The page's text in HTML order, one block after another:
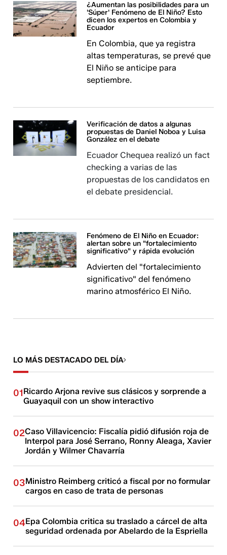
¿Aumentan las posibilidades para un
'Súper' Fenómeno de El Niño? Esto
dicen los expertos en Colombia y
Ecuador
En Colombia, que ya registra
altas temperaturas, se prevé que
El Niño se anticipe para
septiembre.
Verificación de datos a algunas
propuestas de Daniel Noboa y Luisa
González en el debate
Ecuador Chequea realizó un fact
checking a varias de las
propuestas de los candidatos en
el debate presidencial.
Fenómeno de El Niño en Ecuador:
alertan sobre un "fortalecimiento
significativo" y rápida evolución
Advierten del "fortalecimiento
significativo" del fenómeno
marino atmosférico El Niño.
LO MÁS DESTACADO DEL DÍA
01Ricardo Arjona revive sus clásicos y sorprende a
Guayaquil con un show interactivo
02Caso Villavicencio: Fiscalía pidió difusión roja de
Interpol para José Serrano, Ronny Aleaga, Xavier
Jordán y Wilmer Chavarría
03Ministro Reimberg criticó a fiscal por no formular
cargos en caso de trata de personas
04Epa Colombia critica su traslado a cárcel de alta
seguridad ordenada por Abelardo de la Espriella